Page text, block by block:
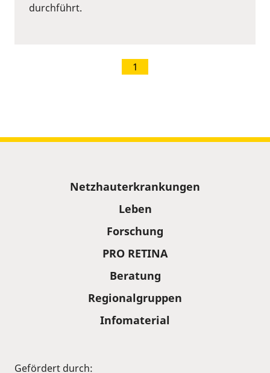
durchführt.
1
Netzhauterkrankungen
Leben
Forschung
PRO RETINA
Beratung
Regionalgruppen
Infomaterial
Gefördert durch: